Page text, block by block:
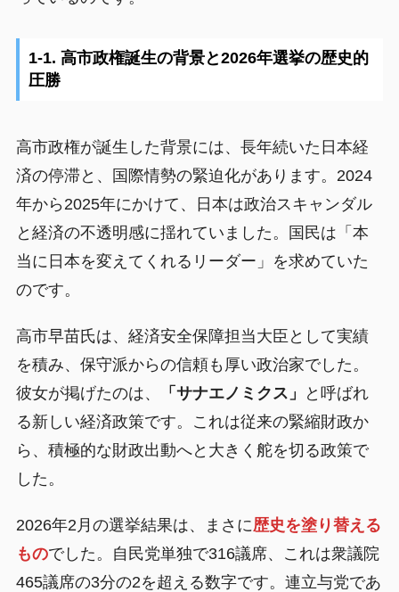
1-1. 高市政権誕生の背景と2026年選挙の歴史的
圧勝
高市政権が誕生した背景には、長年続いた日本経
済の停滞と、国際情勢の緊迫化があります。2024
年から2025年にかけて、日本は政治スキャンダル
と経済の不透明感に揺れていました。国民は「本
当に日本を変えてくれるリーダー」を求めていた
のです。
高市早苗氏は、経済安全保障担当大臣として実績
を積み、保守派からの信頼も厚い政治家でした。
彼女が掲げたのは、
「サナエノミクス」
と呼ばれ
る新しい経済政策です。これは従来の緊縮財政か
ら、積極的な財政出動へと大きく舵を切る政策で
した。
2026年2月の選挙結果は、まさに歴史を塗り替える
ものでした。自民党単独で316議席、これは衆議院
465議席の3分の2を超える数字です。連立与党であ